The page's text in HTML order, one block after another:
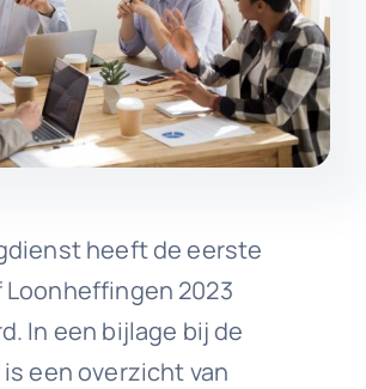
heeft de eerste
2023
In een bijlage bij de
een overzicht van